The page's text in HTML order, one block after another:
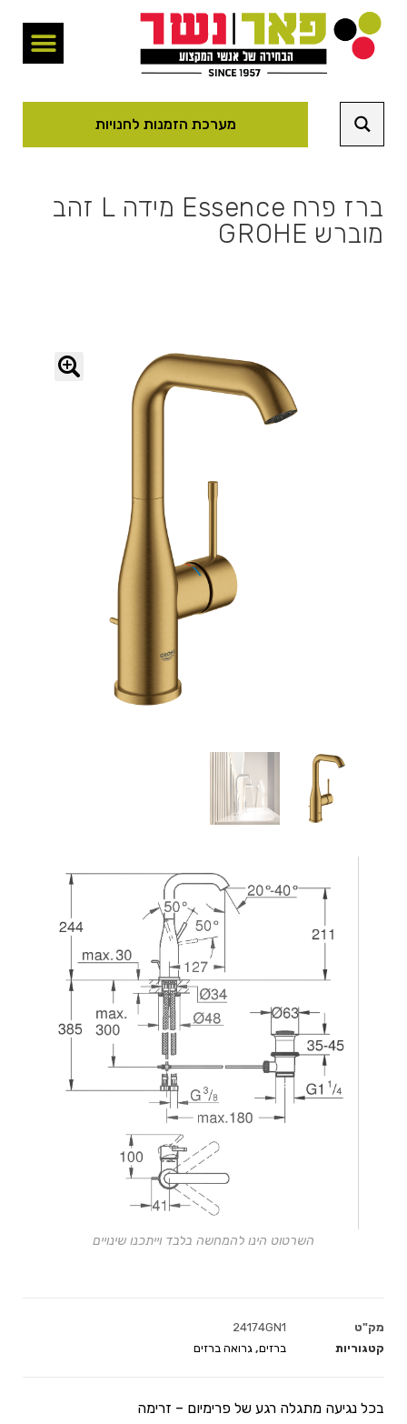
מערכת הזמנות לחנויות
ברז פרח Essence מידה L זהב
מוברש GROHE
מק"ט
24174GN1
קטגוריות
ברזים, גרואה ברזים
בכל נגיעה מתגלה רגע של פרימיום – זרימה
השרטוט הינו להמחשה בלבד וייתכנו שינויים